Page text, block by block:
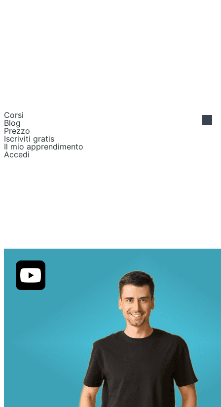
Corsi
Blog
Prezzo
Iscriviti gratis
Il mio apprendimento
Accedi